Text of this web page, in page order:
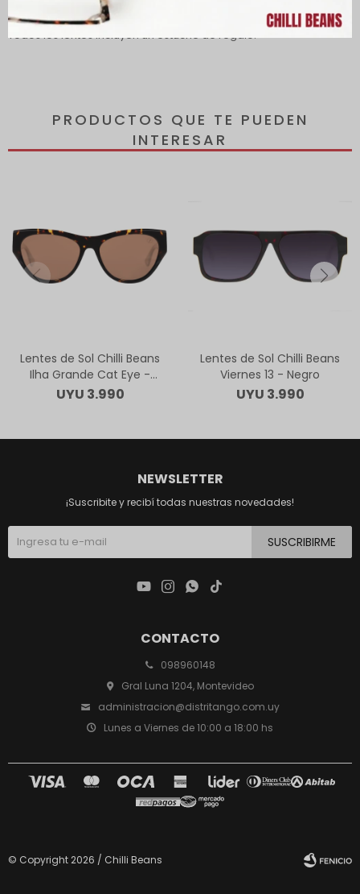
Todos los lentes incluyen un estuche de regalo.
PRODUCTOS QUE TE PUEDEN
INTERESAR
Lentes de Sol Chilli Beans
Ilha Grande Cat Eye -
Animal Print
UYU 3.990
Lentes de Sol Chilli Beans
Viernes 13 - Negro
UYU 3.990
CONTACTO
098960148
Gral Luna 1204, Montevideo
administracion@distritango.com.uy
Lunes a Viernes de 10:00 a 18:00 hs
NEWSLETTER
¡Suscribite y recibí todas nuestras novedades!
SUSCRIBIRME
   
© Copyright 2026 / Chilli Beans